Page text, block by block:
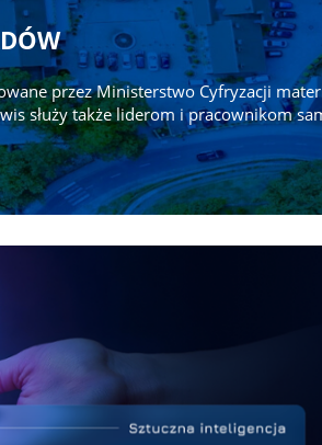
przez Ministerstwo Cyfryzacji
służy także liderom i pracownikom